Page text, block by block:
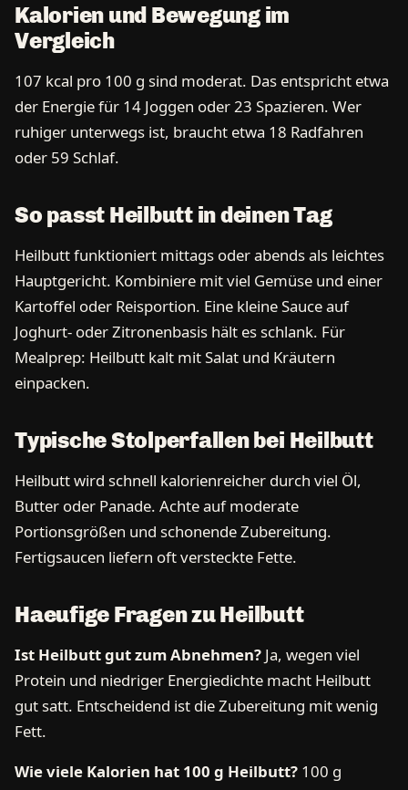
Kalorien und Bewegung im
Vergleich
107 kcal pro 100 g sind moderat. Das entspricht etwa
der Energie für 14 Joggen oder 23 Spazieren. Wer
ruhiger unterwegs ist, braucht etwa 18 Radfahren
oder 59 Schlaf.
So passt Heilbutt in deinen Tag
Heilbutt funktioniert mittags oder abends als leichtes
Hauptgericht. Kombiniere mit viel Gemüse und einer
Kartoffel oder Reisportion. Eine kleine Sauce auf
Joghurt- oder Zitronenbasis hält es schlank. Für
Mealprep: Heilbutt kalt mit Salat und Kräutern
einpacken.
Typische Stolperfallen bei Heilbutt
Heilbutt wird schnell kalorienreicher durch viel Öl,
Butter oder Panade. Achte auf moderate
Portionsgrößen und schonende Zubereitung.
Fertigsaucen liefern oft versteckte Fette.
Haeufige Fragen zu Heilbutt
Ist Heilbutt gut zum Abnehmen? Ja, wegen viel
Protein und niedriger Energiedichte macht Heilbutt
gut satt. Entscheidend ist die Zubereitung mit wenig
Fett.
Wie viele Kalorien hat 100 g Heilbutt? 100 g